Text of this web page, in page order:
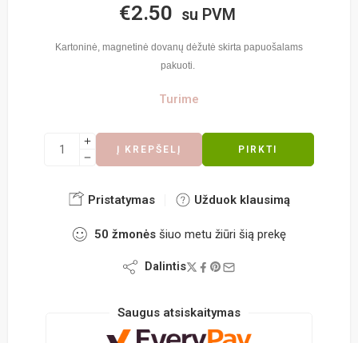
€2.50 su PVM
Kartoninė, magnetinė dovanų dėžutė skirta papuošalams
pakuoti.
Turime
Į KREPŠELĮ PIRKTI
Pristatymas Užduok klausimą
50 žmonės šiuo metu žiūri šią prekę
Dalintis
Saugus atsiskaitymas